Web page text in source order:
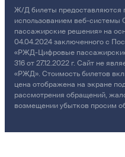
Ж/Д билеты предоставляются
использованием веб-
пассажирские решения» на
04.04.2024 заключенного с
«РЖД-Цифровые
316 от 27.12.2022 г. Сайт не
«РЖД». Стоимость билетов
цена отображена на экране
рассмотрения обращений,
возмещении убытков просим